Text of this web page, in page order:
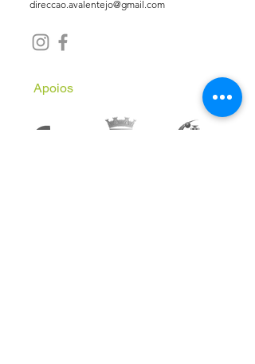
direccao.avalentejo@gmail.com
Apoios